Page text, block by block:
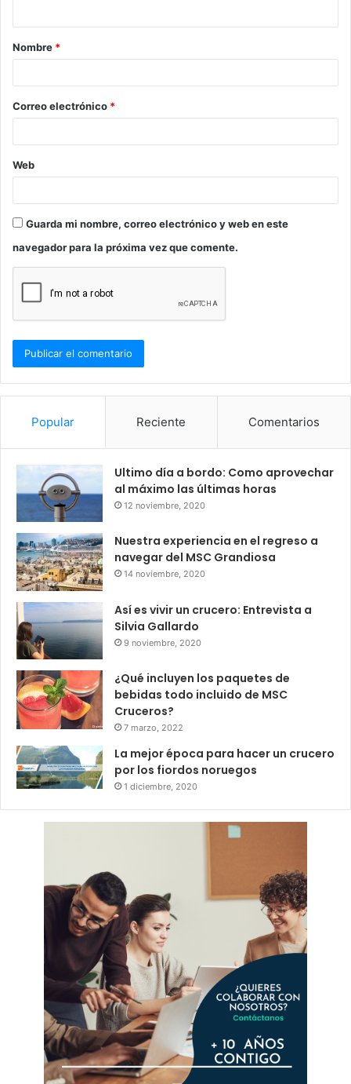
a
r
*
Nombre *
Correo electrónico *
Web
Guarda mi nombre, correo electrónico y web en este
navegador para la próxima vez que comente.
Popular Reciente Comentarios
Ultimo día a bordo: Como aprovechar
al máximo las últimas horas
12 noviembre, 2020
Nuestra experiencia en el regreso a
navegar del MSC Grandiosa
14 noviembre, 2020
Así es vivir un crucero: Entrevista a
Silvia Gallardo
9 noviembre, 2020
¿Qué incluyen los paquetes de
bebidas todo incluido de MSC
Cruceros?
7 marzo, 2022
La mejor época para hacer un crucero
por los fiordos noruegos
1 diciembre, 2020